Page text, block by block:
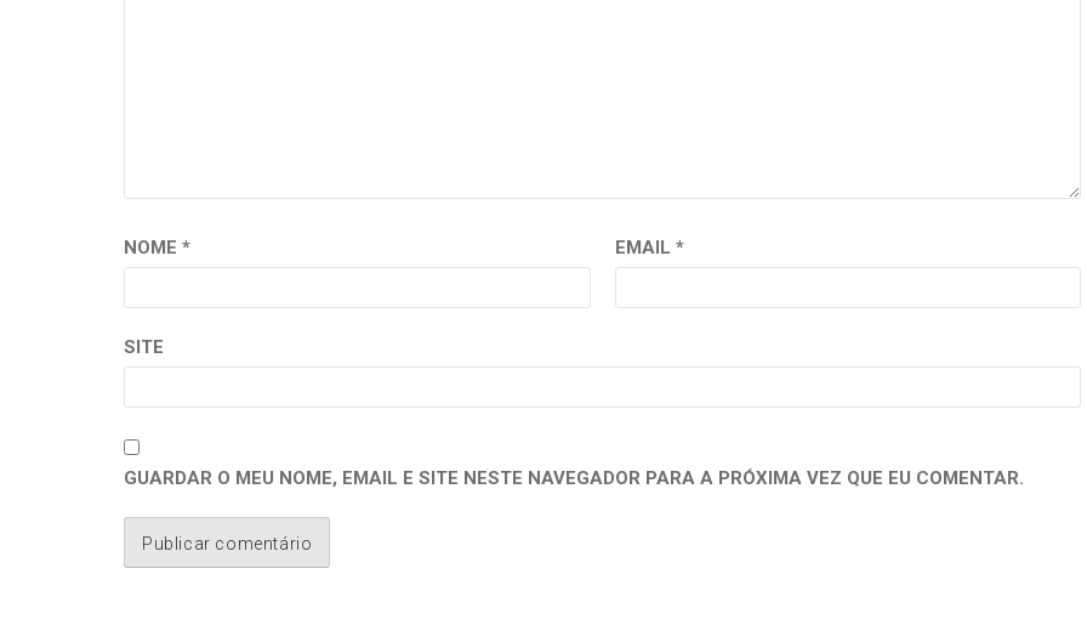
NOME * EMAIL *
SITE
GUARDAR O MEU NOME, EMAIL E SITE NESTE NAVEGADOR PARA A PRÓXIMA VEZ QUE EU COMENTAR.